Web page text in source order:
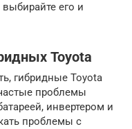
его и
Toyota
гибридные Toyota
проблемы
инвертером и
проблемы с